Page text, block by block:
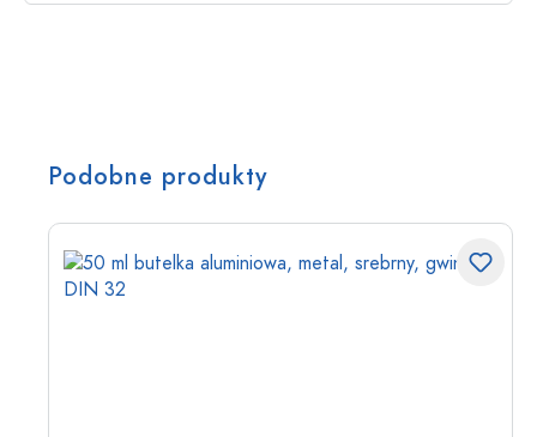
Podobne produkty